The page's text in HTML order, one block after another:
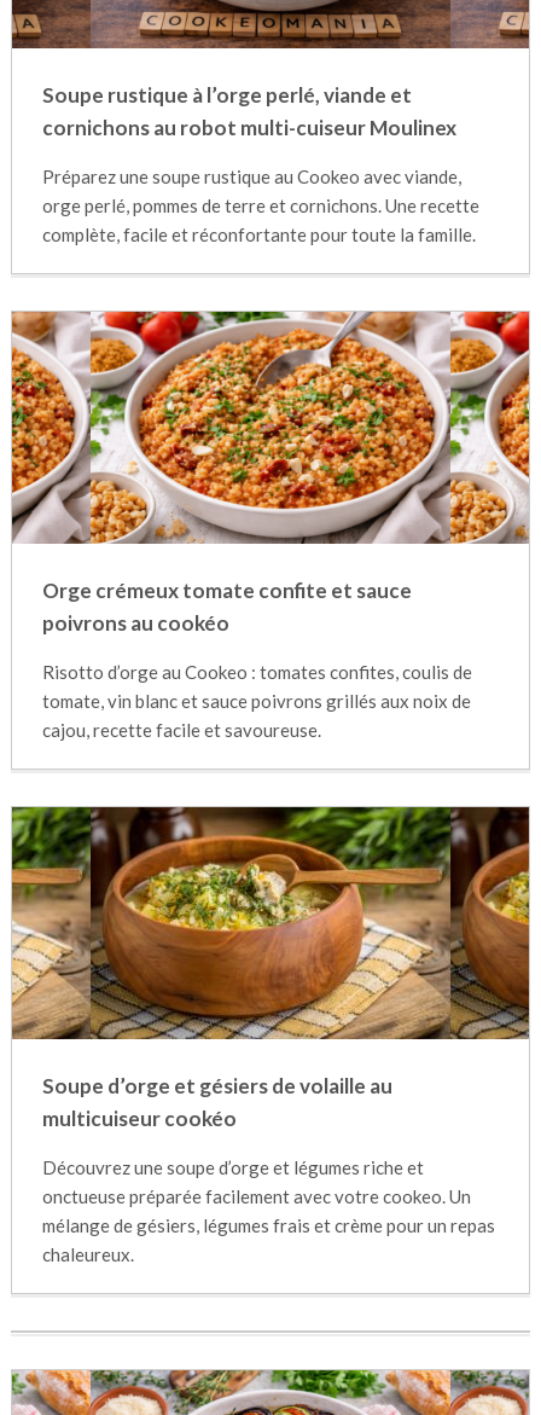
Soupe rustique à l’orge perlé, viande et
cornichons au robot multi-cuiseur Moulinex
Préparez une soupe rustique au Cookeo avec viande,
orge perlé, pommes de terre et cornichons. Une recette
complète, facile et réconfortante pour toute la famille.
Orge crémeux tomate confite et sauce
poivrons au cookéo
Risotto d’orge au Cookeo : tomates confites, coulis de
tomate, vin blanc et sauce poivrons grillés aux noix de
cajou, recette facile et savoureuse.
Soupe d’orge et gésiers de volaille au
multicuiseur cookéo
Découvrez une soupe d’orge et légumes riche et
onctueuse préparée facilement avec votre cookeo. Un
mélange de gésiers, légumes frais et crème pour un repas
chaleureux.